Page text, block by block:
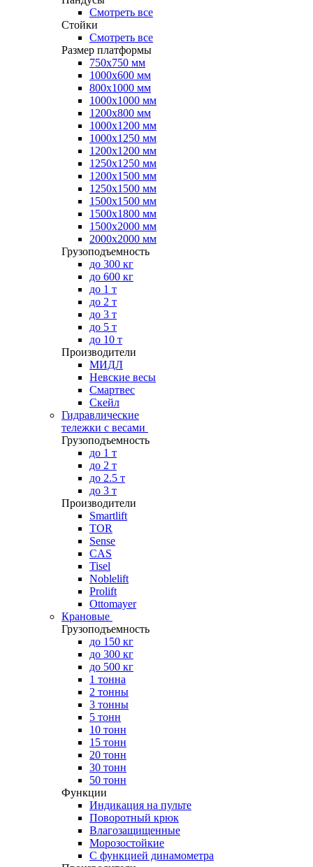
Смотреть все
Стойки
Смотреть все
Размер платформы
750х750 мм
1000х600 мм
800х1000 мм
1000х1000 мм
1200х800 мм
1000х1200 мм
1000х1250 мм
1200х1200 мм
1250х1250 мм
1200х1500 мм
1250х1500 мм
1500х1500 мм
1500х1800 мм
1500х2000 мм
2000х2000 мм
Грузоподъемность
до 300 кг
до 600 кг
до 1 т
до 2 т
до 3 т
до 5 т
до 10 т
Производители
МИДЛ
Невские весы
Смартвес
Скейл
Гидравлические
тележки с весами
Грузоподъемность
до 1 т
до 2 т
до 2.5 т
до 3 т
Производители
Smartlift
TOR
Sense
CAS
Tisel
Noblelift
Prolift
Ottomayer
Крановые
Грузоподъемность
до 150 кг
до 300 кг
до 500 кг
1 тонна
2 тонны
3 тонны
5 тонн
10 тонн
15 тонн
20 тонн
30 тонн
50 тонн
Функции
Индикация на пульте
Поворотный крюк
Влагозащищенные
Морозостойкие
С функцией динамометра